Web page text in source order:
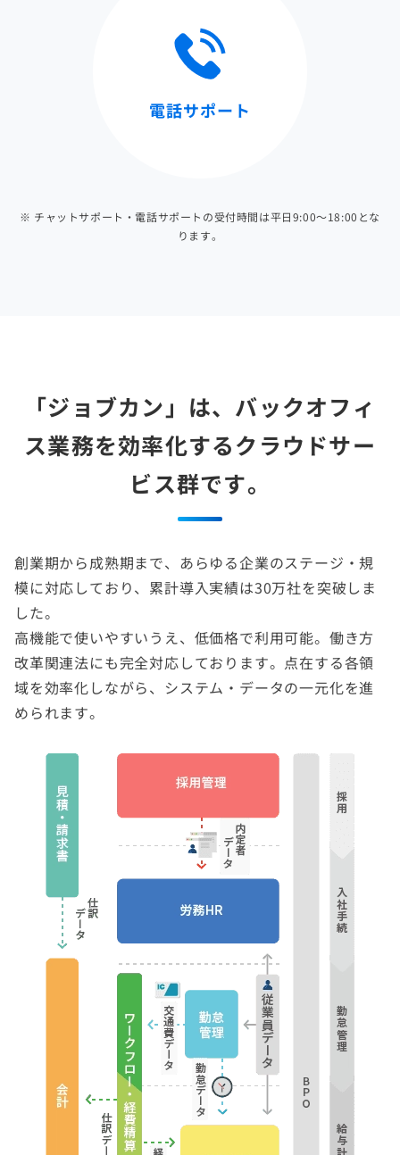
電話サポート
※ チャットサポート・電話サポートの受付時間は平日9:00～18:00とな
ります。
「ジョブカン」は、バックオフィ
ス業務を効率化するクラウドサー
ビス群です。
創業期から成熟期まで、あらゆる企業のステージ・規
模に対応しており、累計導入実績は30万社を突破しま
した。
高機能で使いやすいうえ、低価格で利用可能。働き方
改革関連法にも完全対応しております。点在する各領
域を効率化しながら、システム・データの一元化を進
められます。